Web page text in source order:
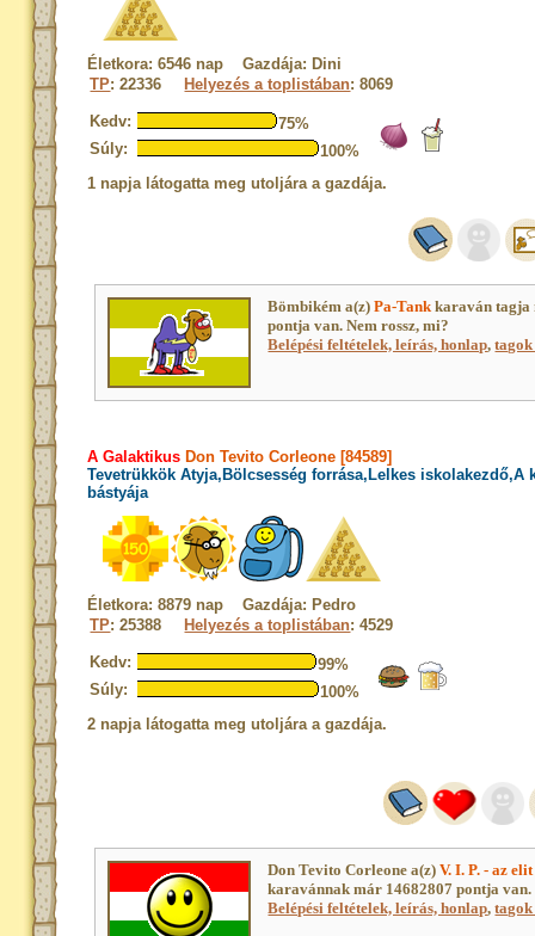
Életkora: 6546 nap Gazdája: Dini
TP: 22336 Helyezés a toplistában: 8069
Kedv:
75%
Súly:
100%
1 napja látogatta meg utoljára a gazdája.
Bömbikém a(z)Pa-Tankkaraván tagja
pontja van. Nem rossz, mi?
Belépési feltételek, leírás, honlap,
A Galaktikus Don Tevito Corleone [84589]
Tevetrükkök Atyja,Bölcsesség forrása,Lelkes iskolakezdő,A
bástyája
Életkora: 8879 nap Gazdája: Pedro
TP: 25388 Helyezés a toplistában: 4529
Kedv:
99%
Súly:
100%
2 napja látogatta meg utoljára a gazdája.
Don Tevito Corleone a(z)V. I. P. - az
karavánnak már 14682807 pontja van.
Belépési feltételek, leírás, honlap,